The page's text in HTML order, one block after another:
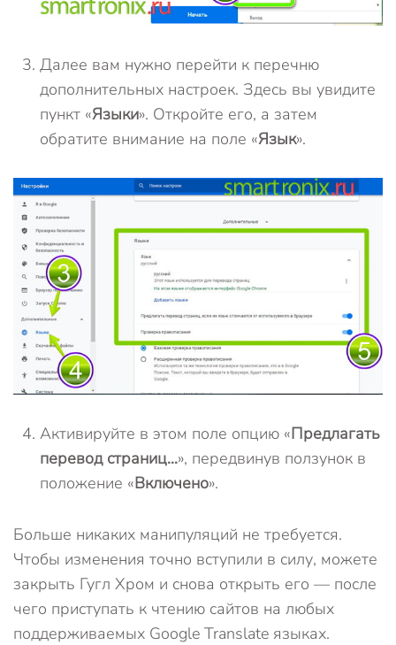
Далее вам нужно перейти к перечню
дополнительных настроек. Здесь вы увидите
пункт «Языки». Откройте его, а затем
обратите внимание на поле «Язык».
Активируйте в этом поле опцию «Предлагать
перевод страниц…», передвинув ползунок в
положение «Включено».
Больше никаких манипуляций не требуется.
Чтобы изменения точно вступили в силу, можете
закрыть Гугл Хром и снова открыть его — после
чего приступать к чтению сайтов на любых
поддерживаемых Google Translate языках.